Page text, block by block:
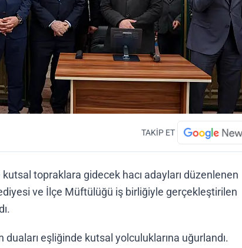
TAKİP ET
topraklara gidecek hacı adayları düzenlenen
ve İlçe Müftülüğü iş birliğiyle gerçekleştirilen
duaları eşliğinde kutsal yolculuklarına uğurlandı.